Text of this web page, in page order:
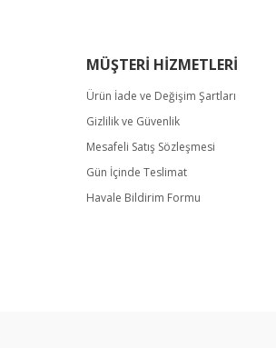
MÜŞTERİ HİZMETLERİ
Ürün İade ve Değişim Şartları
Gizlilik ve Güvenlik
Mesafeli Satış Sözleşmesi
Gün İçinde Teslimat
Havale Bildirim Formu